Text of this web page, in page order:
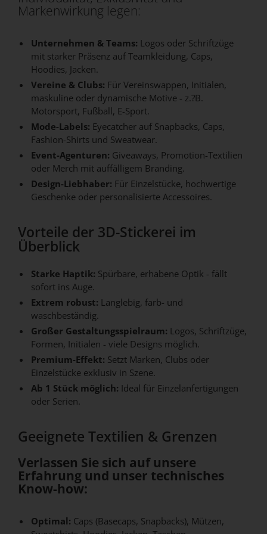
Markenwirkung legen:
Unternehmen & Teams: Logos oder Schriftzüge
mit starker Präsenz auf Teamkleidung, Caps,
Hoodies, Jacken.
Vereine & Clubs: Für Vereinswappen, Initialen,
maskuline oder dynamische Motive - z.?B.
Motorsport, Fußball, E-Sport.
Mode-Labels: Eyecatcher auf Snapbacks, Caps,
Fashion-Shirts und Sweatwear.
Event-Agenturen: Giveaways, Promotion-Textilien
oder Merch mit auffälligem Branding.
Design-Liebhaber: Für Einzelstücke, hochwertige
Geschenke oder personalisierte Accessoires.
Vorteile der 3D-Stickerei im
Überblick
Starke Haptik: Spürbare, erhabene Optik - fällt
sofort ins Auge.
Extrem robust: Langlebig, farb- und
waschbeständig.
Großer Gestaltungsspielraum: Logos, Schriftzüge,
Formen, Initialen - viele Designs möglich.
Premium-Effekt: Setzt Marken, Clubs oder
Einzelstücke exklusiv in Szene.
Ab 1 Stück möglich: Ideal für Einzelanfertigungen
oder Serien.
Geeignete Textilien & Grenzen
Verlassen Sie sich auf unsere
Erfahrung und unser technisches
Know-how:
Optimal: Caps (Basecaps, Snapbacks), Mützen,